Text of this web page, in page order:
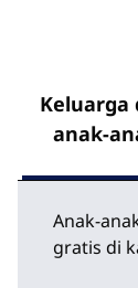
Keluarga
anak-
Anak-
gratis di